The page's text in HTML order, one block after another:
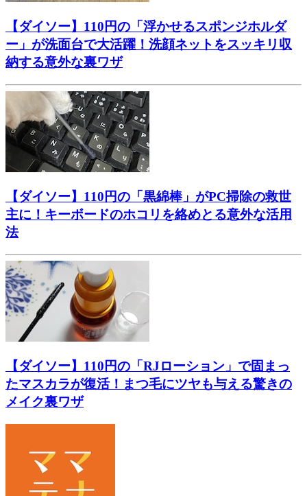
【ダイソー】110円の「浮かせるスポンジホルダ
ー」が洗面台で大活躍！洗顔ネットをスッキリ収
納する意外な裏ワザ
【ダイソー】110円の「黒綿棒」がPC掃除の救世
主に！キーボードのホコリを絡めとる意外な活用
法
【ダイソー】110円の「RJローション」で固まっ
たマスカラが復活！まつ毛にツヤも与える驚きの
メイク裏ワザ